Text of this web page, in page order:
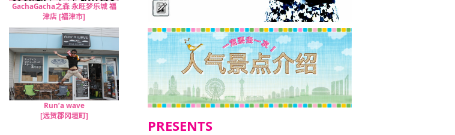
GachaGacha之森 永旺梦乐城 福
津店 [福津市]
Run’a wave
[远贺郡冈垣町]
PRESENTS